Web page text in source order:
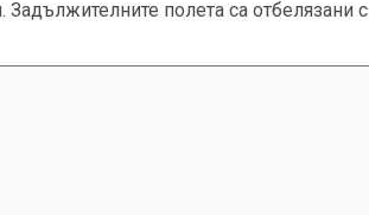
Задължителните полета са отбелязани с